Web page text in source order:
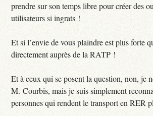
prendre sur son temps libre pour créer des
utilisateurs si ingrats !
Et si l’envie de vous plaindre est plus forte
directement auprès de la RATP !
Et à ceux qui se posent la question, non, je
M. Courbis, mais je suis simplement
personnes qui rendent le transport en RER